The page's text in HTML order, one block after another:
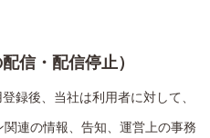
信・配信停止）
録後、当社は利用者に対して、
連の情報、告知、運営上の事務